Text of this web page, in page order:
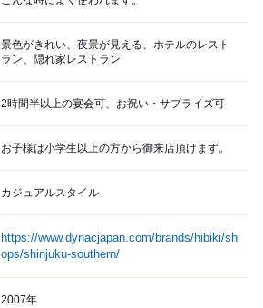
景色がきれい、夜景が見える、ホテルのレスト
ラン、隠れ家レストラン
2時間半以上の宴会可、お祝い・サプライズ可
お子様は小学生以上の方から御来店頂けます。
カジュアルスタイル
https://www.dynacjapan.com/brands/hibiki/sh
ops/shinjuku-southern/
2007年